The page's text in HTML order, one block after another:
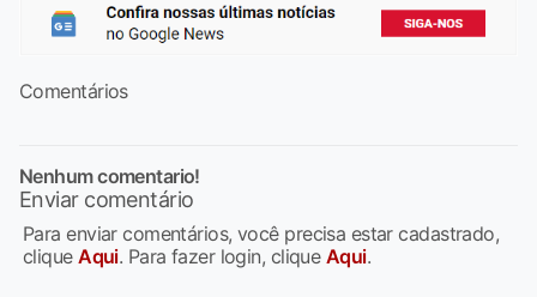
Comentários
Nenhum comentario!
Enviar comentário
Para enviar comentários, você precisa estar cadastrado,
cliqueAqui. Para fazer login, clique Aqui.